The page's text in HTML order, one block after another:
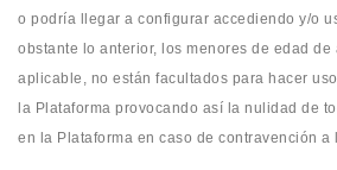
o podría llegar a configurar accediendo y/o
obstante lo anterior, los menores de edad de
aplicable, no están facultados para hacer
la Plataforma provocando así la nulidad de
en la Plataforma en caso de contravención